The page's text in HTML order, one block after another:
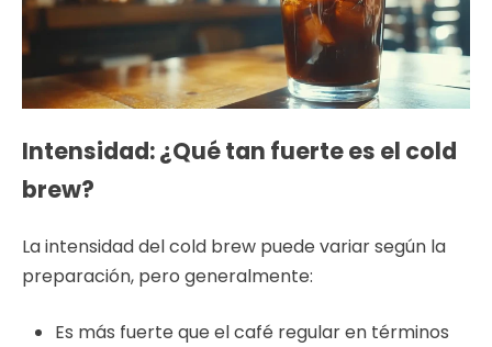
Intensidad: ¿Qué tan fuerte es el cold
brew?
La intensidad del cold brew puede variar según la
preparación, pero generalmente:
Es más fuerte que el café regular en términos